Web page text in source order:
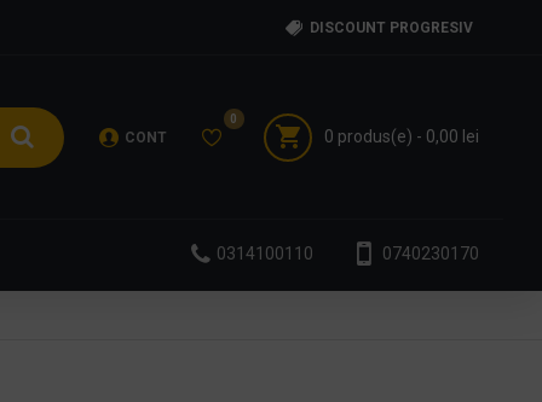
DISCOUNT PROGRESIV
CONT
0
0 produs(e) - 0,00 lei
0314100110 0740230170